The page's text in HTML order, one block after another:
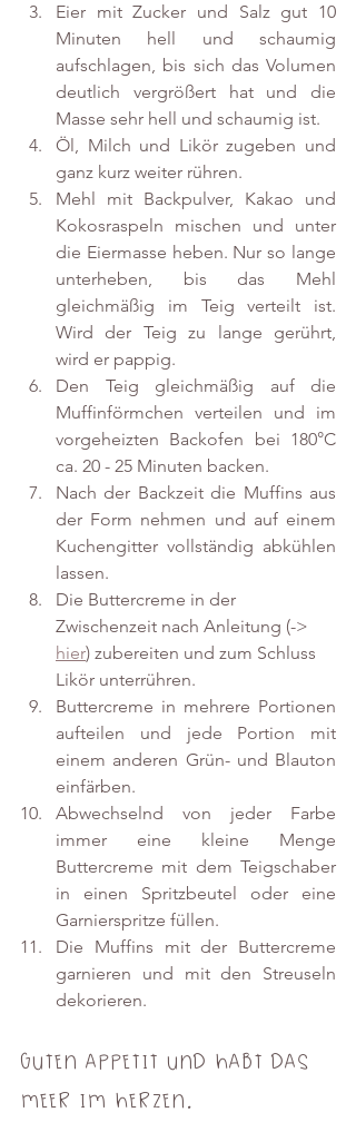
Eier mit Zucker und Salz gut 10
Minuten hell und schaumig
aufschlagen, bis sich das Volumen
deutlich vergrößert hat und die
Masse sehr hell und schaumig ist.
Öl, Milch und Likör zugeben und
ganz kurz weiter rühren.
Mehl mit Backpulver, Kakao und
Kokosraspeln mischen und unter
die Eiermasse heben. Nur so lange
unterheben, bis das Mehl
gleichmäßig im Teig verteilt ist.
Wird der Teig zu lange gerührt,
wird er pappig.
Den Teig gleichmäßig auf die
Muffinförmchen verteilen und im
vorgeheizten Backofen bei 180°C
ca. 20 - 25 Minuten backen.
Nach der Backzeit die Muffins aus
der Form nehmen und auf einem
Kuchengitter vollständig abkühlen
lassen.
Die Buttercreme in der
Zwischenzeit nach Anleitung (->
hier) zubereiten und zum Schluss
Likör unterrühren.
Buttercreme in mehrere Portionen
aufteilen und jede Portion mit
einem anderen Grün- und Blauton
einfärben.
Abwechselnd von jeder Farbe
immer eine kleine Menge
Buttercreme mit dem Teigschaber
in einen Spritzbeutel oder eine
Garnierspritze füllen.
Die Muffins mit der Buttercreme
garnieren und mit den Streuseln
dekorieren.
Guten Appetit und habt das
Meer im Herzen.